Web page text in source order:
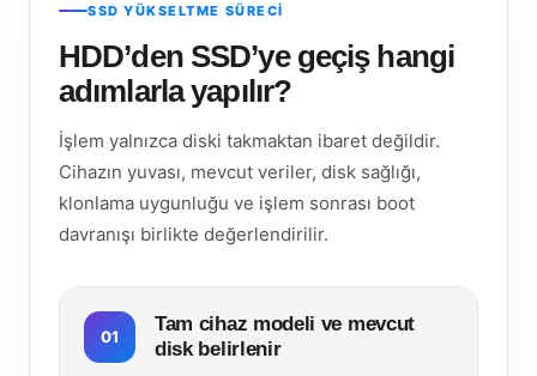
SSD YÜKSELTME SÜRECI
HDD’den SSD’ye geçiş hangi
adımlarla yapılır?
İşlem yalnızca diski takmaktan ibaret değildir.
Cihazın yuvası, mevcut veriler, disk sağlığı,
klonlama uygunluğu ve işlem sonrası boot
davranışı birlikte değerlendirilir.
01
Tam cihaz modeli ve mevcut
disk belirlenir